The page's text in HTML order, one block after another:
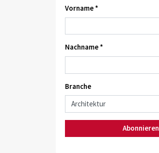
Vorname *
Nachname *
Branche
Abonnieren